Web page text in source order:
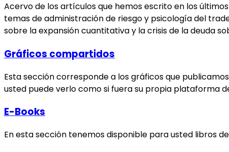
Acervo de los artículos que hemos escrito en los
temas de administración de riesgo y psicología del
sobre la expansión cuantitativa y la crisis de la deuda
Gráficos compartidos
Esta sección corresponde a los gráficos que
usted puede verlo como si fuera su propia plataforma
E-Books
En esta sección tenemos disponible para usted libros